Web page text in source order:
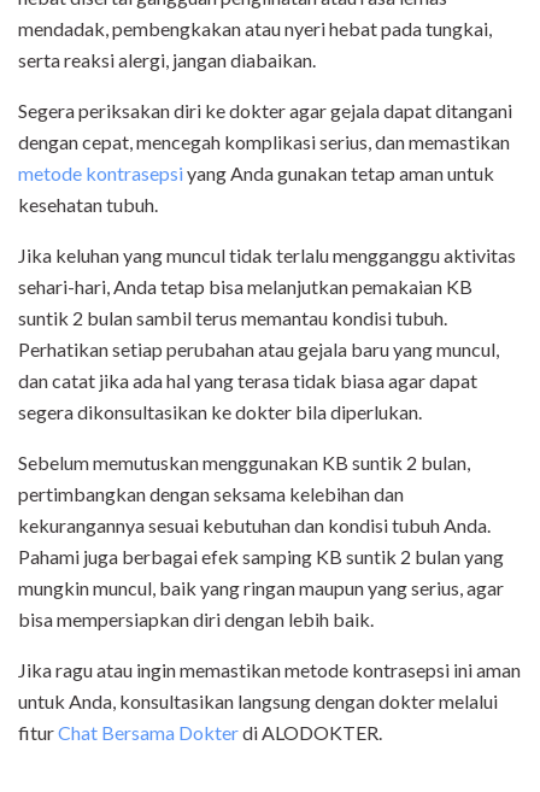
mendadak, pembengkakan atau nyeri hebat pada tungkai,
serta reaksi alergi, jangan diabaikan.
Segera periksakan diri ke dokter agar gejala dapat ditangani
dengan cepat, mencegah komplikasi serius, dan memastikan
metode kontrasepsiyang Anda gunakan tetap aman untuk
kesehatan tubuh.
Jika keluhan yang muncul tidak terlalu mengganggu aktivitas
sehari-hari, Anda tetap bisa melanjutkan pemakaian KB
suntik 2 bulan sambil terus memantau kondisi tubuh.
Perhatikan setiap perubahan atau gejala baru yang muncul,
dan catat jika ada hal yang terasa tidak biasa agar dapat
segera dikonsultasikan ke dokter bila diperlukan.
Sebelum memutuskan menggunakan KB suntik 2 bulan,
pertimbangkan dengan seksama kelebihan dan
kekurangannya sesuai kebutuhan dan kondisi tubuh Anda.
Pahami juga berbagai efek samping KB suntik 2 bulan yang
mungkin muncul, baik yang ringan maupun yang serius, agar
bisa mempersiapkan diri dengan lebih baik.
Jika ragu atau ingin memastikan metode kontrasepsi ini aman
untuk Anda, konsultasikan langsung dengan dokter melalui
fiturChat Bersama Dokterdi ALODOKTER.